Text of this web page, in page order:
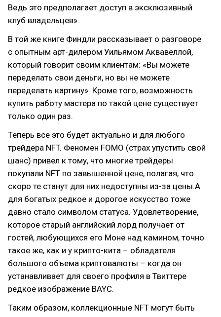
Ведь это предполагает доступ в эксклюзивный
клуб владельцев».
В той же книге Финдли рассказывает о разговоре
с опытным арт-дилером Уильямом Аквавеллой,
который говорит своим клиентам: «Вы можете
переделать свои деньги, но вы не можете
переделать картину». Кроме того, возможность
купить работу мастера по такой цене существует
только один раз.
Теперь все это будет актуально и для любого
трейдера NFT. Феномен FOMO (страх упустить свой
шанс) привел к тому, что многие трейдеры
покупали NFT по завышенной цене, полагая, что
скоро те станут для них недоступны из-за цены.А
для богатых редкое и дорогое искусство тоже
давно стало символом статуса. Удовлетворение,
которое старый английский лорд получает от
гостей, любующихся его Моне над камином, точно
такое же, как и у крипто-кита – обладателя
большого объема криптовалюты – когда он
устанавливает для своего профиля в Твиттере
редкое изображение BAYC.
Таким образом, коллекционные NFT могут быть